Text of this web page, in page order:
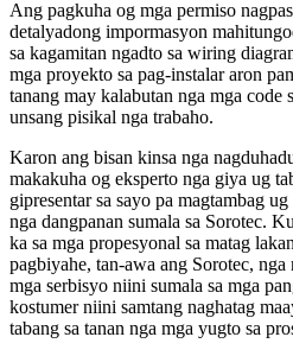
Ang pagkuha og mga permiso
detalyadong impormasyon
sa kagamitan ngadto sa wiring
mga proyekto sa pag-instalar aron
tanang may kalabutan nga mga code
unsang pisikal nga trabaho.
Karon ang bisan kinsa nga
makakuha og eksperto nga giya ug
gipresentar sa sayo pa magtambag
nga dangpanan sumala sa Sorotec.
ka sa mga propesyonal sa matag
pagbiyahe, tan-awa ang Sorotec, nga
mga serbisyo niini sumala sa mga
kostumer niini samtang naghatag
tabang sa tanan nga mga yugto sa